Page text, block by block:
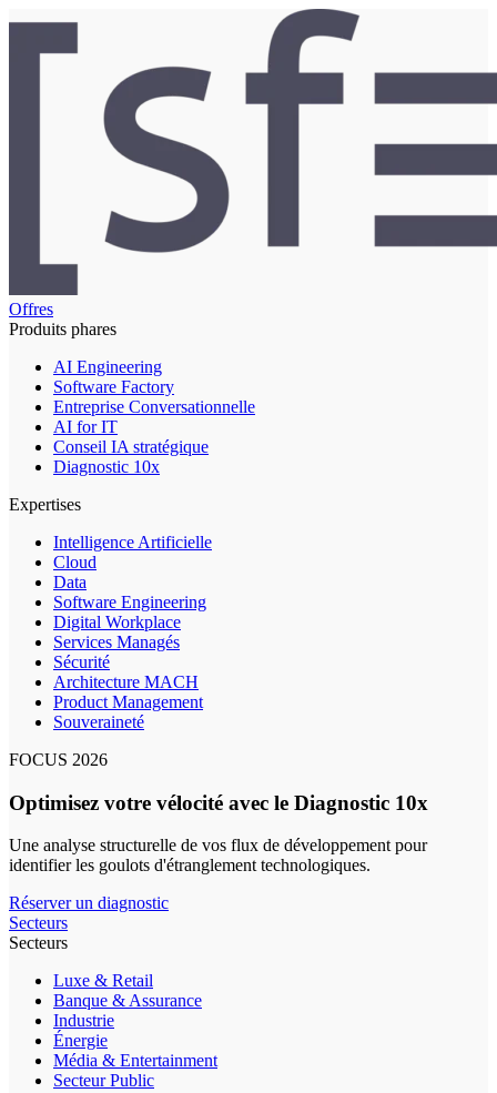
Offres
Produits phares
AI Engineering
Software Factory
Entreprise Conversationnelle
AI for IT
Conseil IA stratégique
Diagnostic 10x
Expertises
Intelligence Artificielle
Cloud
Data
Software Engineering
Digital Workplace
Services Managés
Sécurité
Architecture MACH
Product Management
Souveraineté
FOCUS 2026
Optimisez votre vélocité avec le Diagnostic 10x
Une analyse structurelle de vos flux de développement pour
identifier les goulots d'étranglement technologiques.
Réserver un diagnostic
Secteurs
Secteurs
Luxe & Retail
Banque & Assurance
Industrie
Énergie
Média & Entertainment
Secteur Public